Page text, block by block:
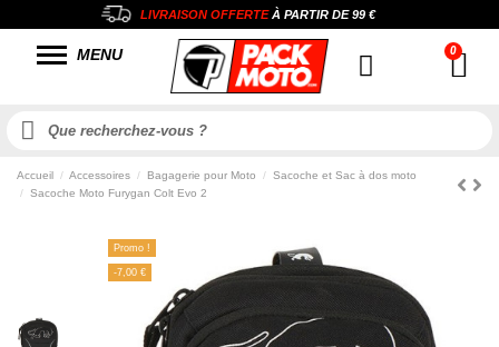
LIVRAISON OFFERTEÀ PARTIR DE99 €
MENU
Accueil Accessoires Bagagerie pour Moto
Sacoche et Sac à dos moto
Sacoche Moto Furygan Colt Evo 2
Promo !
-7,00 €